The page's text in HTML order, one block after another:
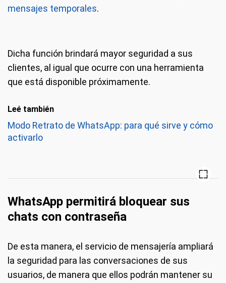
mensajes temporales.
Dicha función brindará mayor seguridad a sus
clientes, al igual que ocurre con una herramienta
que está disponible próximamente.
Leé también
Modo Retrato de WhatsApp: para qué sirve y cómo
activarlo
WhatsApp permitirá bloquear sus
chats con contraseña
De esta manera, el servicio de mensajería ampliará
la seguridad para las conversaciones de sus
usuarios, de manera que ellos podrán mantener su